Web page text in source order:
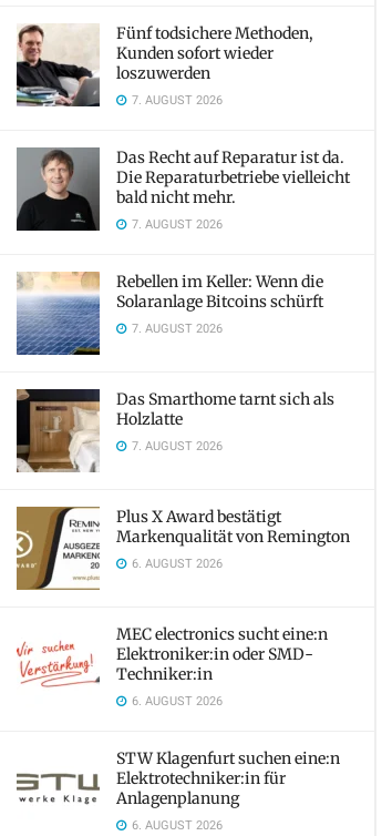
Fünf todsichere Methoden,
Kunden sofort wieder
loszuwerden
7. AUGUST 2026
Das Recht auf Reparatur ist da.
Die Reparaturbetriebe vielleicht
bald nicht mehr.
7. AUGUST 2026
Rebellen im Keller: Wenn die
Solaranlage Bitcoins schürft
7. AUGUST 2026
Das Smarthome tarnt sich als
Holzlatte
7. AUGUST 2026
Plus X Award bestätigt
Markenqualität von Remington
6. AUGUST 2026
MEC electronics sucht eine:n
Elektroniker:in oder SMD-
Techniker:in
6. AUGUST 2026
STW Klagenfurt suchen eine:n
Elektrotechniker:in für
Anlagenplanung
6. AUGUST 2026